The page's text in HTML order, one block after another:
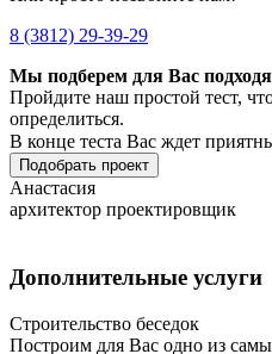
8 (3812) 29-39-29
Мы подберем для Вас
Пройдите наш простой тест,
определиться.
В конце теста Вас ждет
Подобрать проект
Анастасия
архитектор проектировщик
Дополнительные услуги
Строительство беседок
Построим для Вас одно из